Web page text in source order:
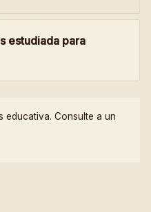
estudiada para
educativa. Consulte a un